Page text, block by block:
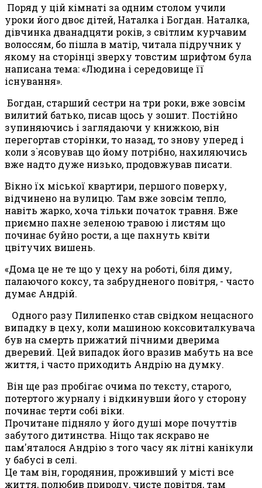
Поряд у цій кімнаті за одним столом учили
уроки його двоє дітей, Наталка і Богдан. Наталка,
дівчинка дванадцяти років, з світлим курчавим
волоссям, бо пішла в матір, читала підручник у
якому на сторінці зверху товстим шрифтом була
написана тема: «Людина і середовище її
існування».
Богдан, старший сестри на три роки, вже зовсім
вилитий батько, писав щось у зошит. Постійно
зупиняючись і заглядаючи у книжкою, він
перегортав сторінки, то назад, то знову уперед і
коли з`ясовував що йому потрібно, нахиляючись
вже надто дуже низько, продовжував писати.
Вікно їх міської квартири, першого поверху,
відчинено на вулицю. Там вже зовсім тепло,
навіть жарко, хоча тільки початок травня. Вже
приємно пахне зеленою травою і листям що
починає буйно рости, а ще пахнуть квіти
цвітучих вишень.
«Дома це не те що у цеху на роботі, біля диму,
палаючого коксу, та забрудненого повітря, - часто
думає Андрій.
Одного разу Пилипенко став свідком нещасного
випадку в цеху, коли машиною коксовиталкувача
був на смерть прижатий пічними дверима
дверевий. Цей випадок його вразив мабуть на все
життя, і часто приходить Андрію на думку.
Він ще раз пробігає очима по тексту, старого,
потертого журналу і відкинувши його у сторону
починає терти собі віки.
Прочитане підняло у його душі море почуттів
забутого дитинства. Ніщо так яскраво не
пам'яталося Андрію з того часу як літні канікули
у бабусі в селі.
Це там він, городянин, проживший у місті все
життя, полюбив природу, чисте повітря, там